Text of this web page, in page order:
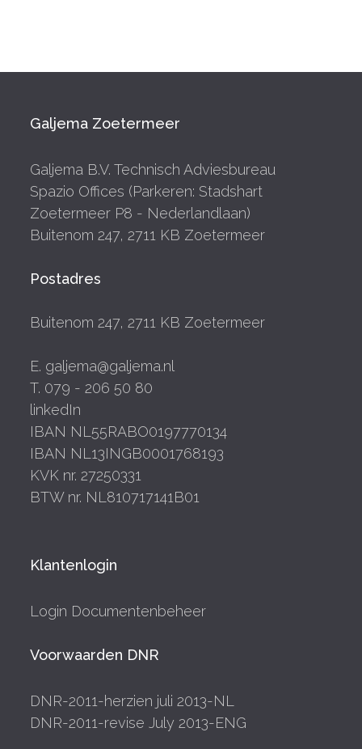
Galjema Zoetermeer
Galjema B.V. Technisch Adviesbureau
Spazio Offices (Parkeren: Stadshart
Zoetermeer P8 - Nederlandlaan)
Buitenom 247, 2711 KB Zoetermeer
Postadres
Buitenom 247, 2711 KB Zoetermeer
E. galjema@galjema.nl
T. 079 - 206 50 80
linkedIn
IBAN NL55RABO0197770134
IBAN NL13INGB0001768193
KVK nr. 27250331
BTW nr. NL810717141B01
Klantenlogin
Login Documentenbeheer
Voorwaarden DNR
DNR-2011-herzien juli 2013-NL
DNR-2011-revise July 2013-ENG